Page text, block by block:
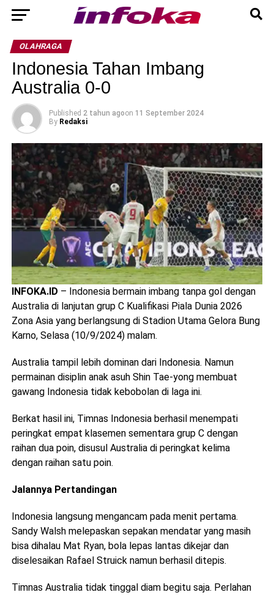
OLAHRAGA
Indonesia Tahan Imbang
Australia 0-0
Published 2 tahun agoon 11 September 2024
By Redaksi
INFOKA.ID – Indonesia bermain imbang tanpa gol dengan
Australia di lanjutan grup C Kualifikasi Piala Dunia 2026
Zona Asia yang berlangsung di Stadion Utama Gelora Bung
Karno, Selasa (10/9/2024) malam.
Australia tampil lebih dominan dari Indonesia. Namun
permainan disiplin anak asuh Shin Tae-yong membuat
gawang Indonesia tidak kebobolan di laga ini.
Berkat hasil ini, Timnas Indonesia berhasil menempati
peringkat empat klasemen sementara grup C dengan
raihan dua poin, disusul Australia di peringkat kelima
dengan raihan satu poin.
Jalannya Pertandingan
Indonesia langsung mengancam pada menit pertama.
Sandy Walsh melepaskan sepakan mendatar yang masih
bisa dihalau Mat Ryan, bola lepas lantas dikejar dan
diselesaikan Rafael Struick namun berhasil ditepis.
Timnas Australia tidak tinggal diam begitu saja. Perlahan